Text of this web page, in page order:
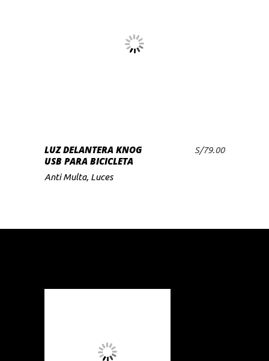
LEER MÁS
LUZ DELANTERA KNOG
USB PARA BICICLETA
S/79.00
Anti Multa, Luces